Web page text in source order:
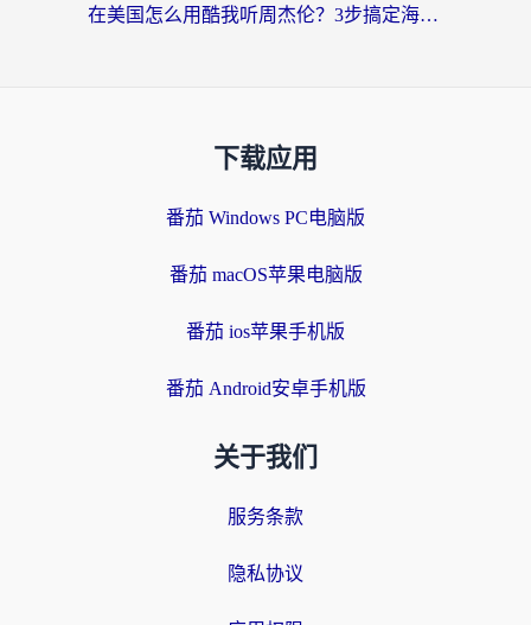
在美国怎么用酷我听周杰伦？3步搞定海外听歌难题
下载应用
番茄 Windows PC电脑版
番茄 macOS苹果电脑版
番茄 ios苹果手机版
番茄 Android安卓手机版
关于我们
服务条款
隐私协议